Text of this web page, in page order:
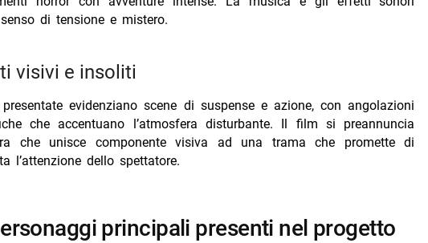
di tensione e mistero.
visivi e insoliti
presentate evidenziano scene di suspense e azione, con angolazioni
che accentuano l’atmosfera disturbante. Il film si preannuncia
che unisce componente visiva ad una trama che promette di
l’attenzione dello spettatore.
principali presenti nel progetto